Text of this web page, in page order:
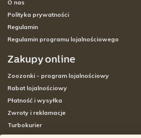
O nas
Polityka prywatności
Regulamin
Regulamin programu lojalnościowego
Zakupy online
Zoozonki - program lojalnościowy
Rabat lojalnościowy
Płatność i wysyłka
Zwroty i reklamacje
Turbokurier